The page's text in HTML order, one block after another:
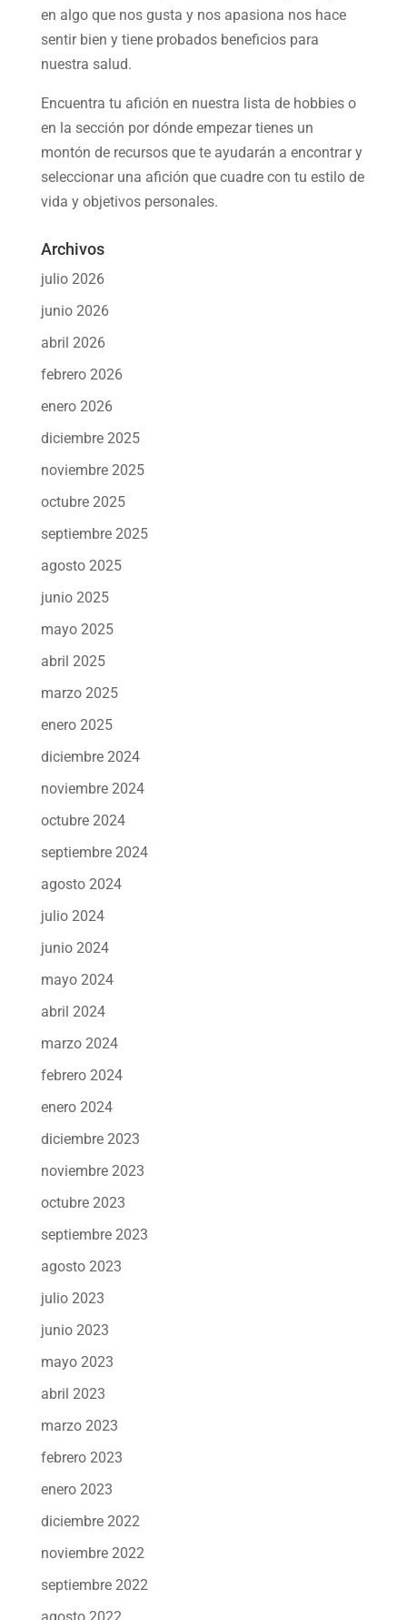
en algo que nos gusta y nos apasiona nos hace
sentir bien y tiene probados beneficios para
nuestra salud.
Encuentra tu afición en nuestra lista de hobbieso
en la sección por dónde empezar tienes un
montón de recursos que te ayudarán a encontrar y
seleccionar una afición que cuadre con tu estilo de
vida y objetivos personales.
Archivos
julio 2026
junio 2026
abril 2026
febrero 2026
enero 2026
diciembre 2025
noviembre 2025
octubre 2025
septiembre 2025
agosto 2025
junio 2025
mayo 2025
abril 2025
marzo 2025
enero 2025
diciembre 2024
noviembre 2024
octubre 2024
septiembre 2024
agosto 2024
julio 2024
junio 2024
mayo 2024
abril 2024
marzo 2024
febrero 2024
enero 2024
diciembre 2023
noviembre 2023
octubre 2023
septiembre 2023
agosto 2023
julio 2023
junio 2023
mayo 2023
abril 2023
marzo 2023
febrero 2023
enero 2023
diciembre 2022
noviembre 2022
septiembre 2022
agosto 2022